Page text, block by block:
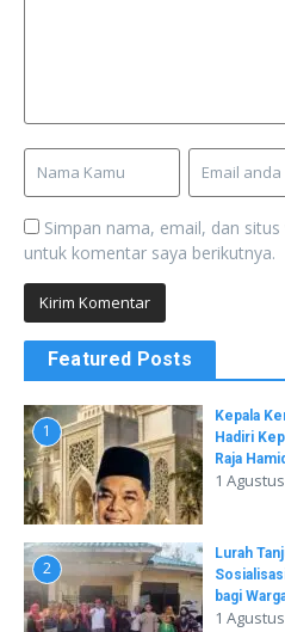
Simpan nama, email, dan
untuk komentar saya berikutnya.
Featured Posts
1
Kepala
Hadiri
Raja
1
2
Lurah
bagi
1